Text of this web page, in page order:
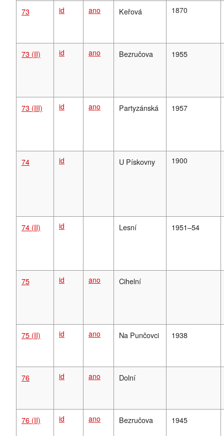
73 id ano Keřová 1870
73 (II) id ano Bezručova 1955
73 (III) id ano Partyzánská 1957
74 id U Pískovny 1900
74 (II) id Lesní 1951–54
75 id ano Cihelní
75 (II) id ano Na Punčovci 1938
76 id ano Dolní
76 (II) id ano Bezručova 1945